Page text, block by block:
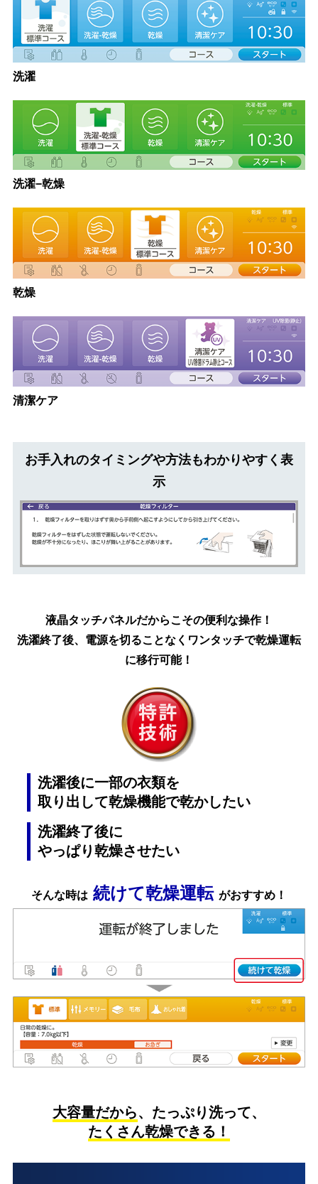
洗濯
洗濯−乾燥
乾燥
清潔ケア
お手入れのタイミングや方法もわかりやすく 表
示
液晶タッチパネルだからこその便利な操作！
洗濯終了後、電源を切ることなくワンタッチで乾燥運転
に移行可能！
洗濯後に一部の衣類を
取り出して乾燥機能で乾かしたい
洗濯終了後に
やっぱり乾燥させたい
そんな時は 続けて乾燥運転 がおすすめ！
大容量だから、たっぷり洗って、
たくさん乾燥できる！